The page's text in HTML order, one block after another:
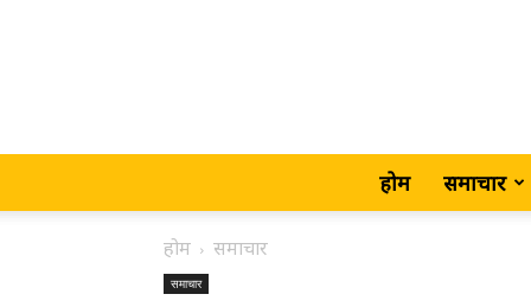
होम समाचार
होम समाचार
समाचार